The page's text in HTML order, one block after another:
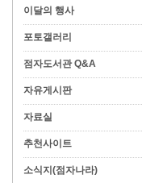
이달의 행사
포토갤러리
점자도서관 Q&A
자유게시판
자료실
추천사이트
소식지(점자나라)